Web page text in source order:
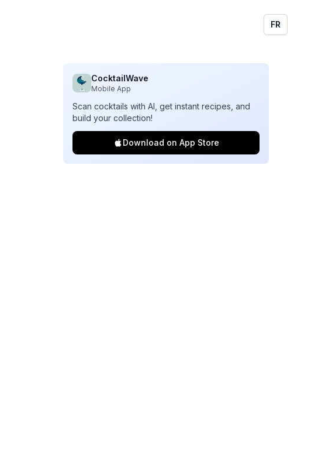
FR
CocktailWave
Mobile App
Scan cocktails with AI, get instant recipes, and
build your collection!
Download on App Store